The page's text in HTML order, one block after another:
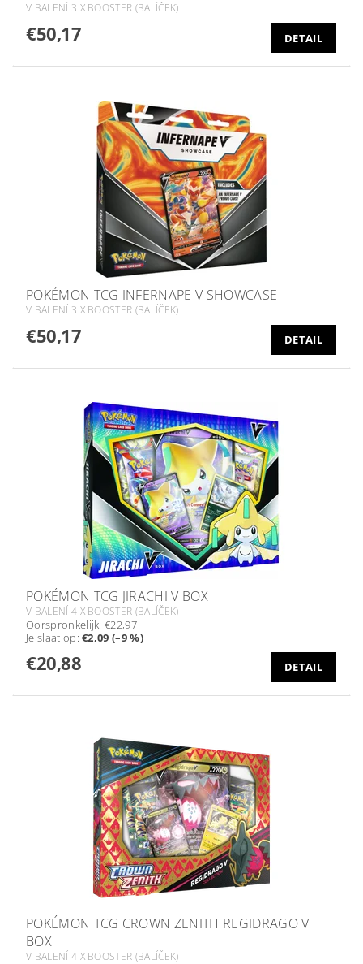
V BALENÍ 3 X BOOSTER (BALÍČEK)
€50,17 DETAIL
POKÉMON TCG INFERNAPE V SHOWCASE
V BALENÍ 3 X BOOSTER (BALÍČEK)
€50,17 DETAIL
POKÉMON TCG JIRACHI V BOX
V BALENÍ 4 X BOOSTER (BALÍČEK)
Oorspronkelijk:€22,97
Je slaat op:€2,09 (–9 %)
€20,88 DETAIL
POKÉMON TCG CROWN ZENITH REGIDRAGO V
BOX
V BALENÍ 4 X BOOSTER (BALÍČEK)